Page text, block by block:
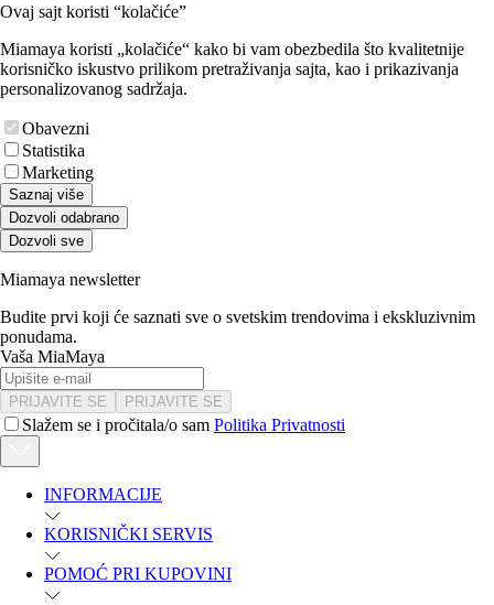
Ovaj sajt koristi “kolačiće”
Miamaya koristi „kolačiće“ kako bi vam obezbedila što kvalitetnije
korisničko iskustvo prilikom pretraživanja sajta, kao i prikazivanja
personalizovanog sadržaja.
Obavezni
Statistika
Marketing
Saznaj više
Dozvoli odabrano
Dozvoli sve
Miamaya newsletter
Budite prvi koji će saznati sve o svetskim trendovima i ekskluzivnim
ponudama.
Vaša MiaMaya
PRIJAVITE SE PRIJAVITE SE
Slažem se i pročitala/o sam Politika Privatnosti
INFORMACIJE
KORISNIČKI SERVIS
POMOĆ PRI KUPOVINI